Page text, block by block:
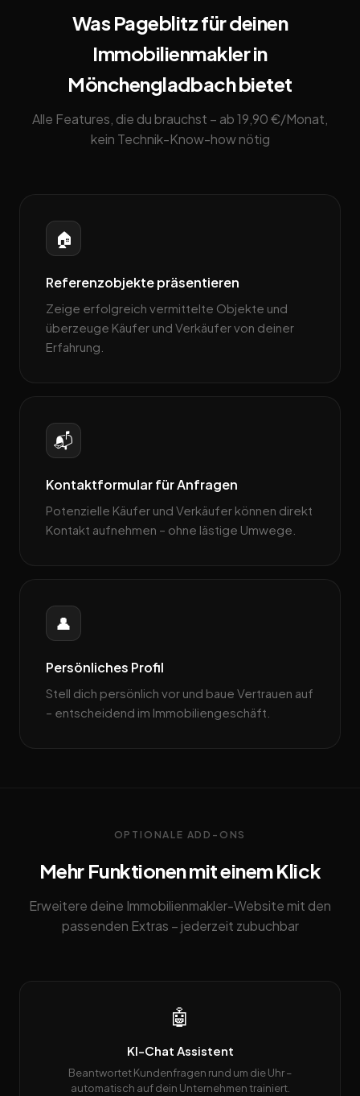
Was Pageblitz für deinen
Immobilienmakler in
Mönchengladbach bietet
Alle Features, die du brauchst – ab 19,90 €/Monat,
kein Technik-Know-how nötig
🏠
Referenzobjekte präsentieren
Zeige erfolgreich vermittelte Objekte und
überzeuge Käufer und Verkäufer von deiner
Erfahrung.
📬
Kontaktformular für Anfragen
Potenzielle Käufer und Verkäufer können direkt
Kontakt aufnehmen – ohne lästige Umwege.
👤
Persönliches Profil
Stell dich persönlich vor und baue Vertrauen auf
– entscheidend im Immobiliengeschäft.
OPTIONALE ADD-ONS
Mehr Funktionen mit einem Klick
Erweitere deine Immobilienmakler-Website mit den
passenden Extras – jederzeit zubuchbar
🤖
KI-Chat Assistent
Beantwortet Kundenfragen rund um die Uhr –
automatisch auf dein Unternehmen trainiert.